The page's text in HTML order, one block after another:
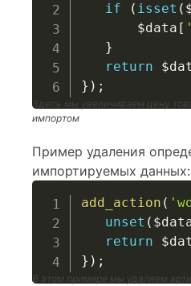
if
( isset (
$data [
}
return
} ) ;
Здесь мы увеличиваем цену
импортом
Пример удаления
импортируемых данных:
add_action (
unset (
return
} ) ;
В этом примере мы удаляем